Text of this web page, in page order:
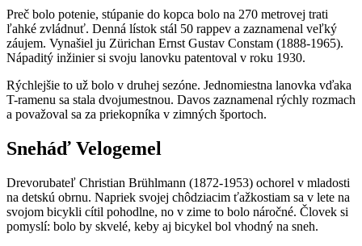
Preč bolo potenie, stúpanie do kopca bolo na 270 metrovej trati
ľahké zvládnuť. Denná lístok stál 50 rappev a zaznamenal veľký
záujem. Vynašiel ju Zürichan Ernst Gustav Constam (1888-1965).
Nápaditý inžinier si svoju lanovku patentoval v roku 1930.
Rýchlejšie to už bolo v druhej sezóne. Jednomiestna lanovka vďaka
T-ramenu sa stala dvojumestnou. Davos zaznamenal rýchly rozmach
a považoval sa za priekopníka v zimných športoch.
Sneháď Velogemel
Drevorubateľ Christian Brühlmann (1872-1953) ochorel v mladosti
na detskú obrnu. Napriek svojej chôdziacim ťažkostiam sa v lete na
svojom bicykli cítil pohodlne, no v zime to bolo náročné. Človek si
pomyslí: bolo by skvelé, keby aj bicykel bol vhodný na sneh.